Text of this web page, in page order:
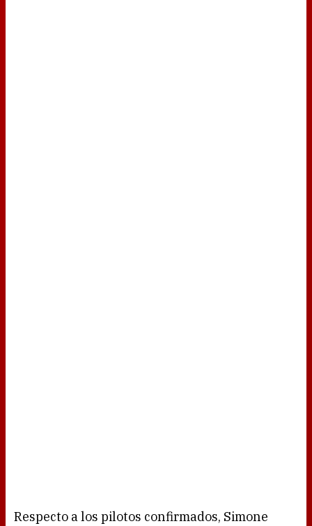
Respecto a los pilotos confirmados, Simone